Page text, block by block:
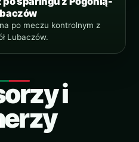
po meczu kontrolnym z
Lubaczów.
i